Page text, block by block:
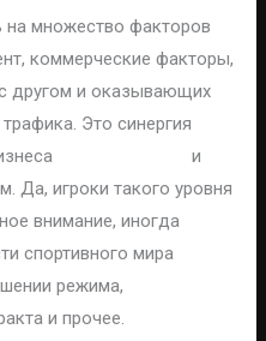
множество факторов
коммерческие факторы,
другом и оказывающих
Это синергия
и
Да, игроки такого уровня
внимание, иногда
спортивного мира
режима,
и прочее.